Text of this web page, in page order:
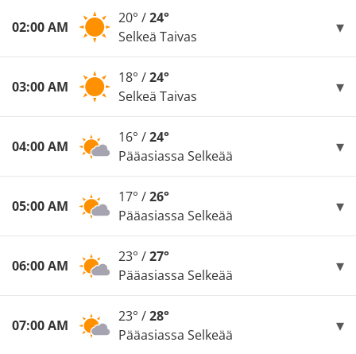
02:00 AM
20° /24°
Selkeä Taivas
03:00 AM
18° /24°
Selkeä Taivas
04:00 AM
16° /24°
Pääasiassa Selkeää
05:00 AM
17° /26°
Pääasiassa Selkeää
06:00 AM
23° /27°
Pääasiassa Selkeää
07:00 AM
23° /28°
Pääasiassa Selkeää